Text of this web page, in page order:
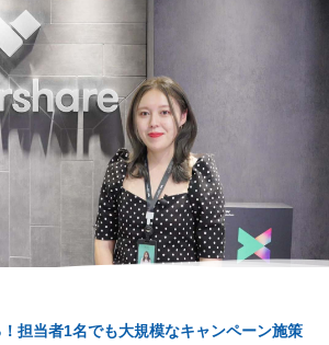
担当者1名でも大規模なキャンペーン施策